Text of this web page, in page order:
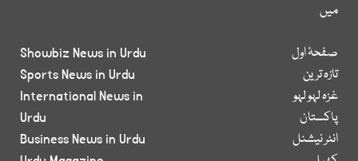
میں
صفحۂ اول
تازہ ترین
غزہ لہو لہو
پاکستان
انٹر نیشنل
Showbiz News in Urdu
Sports News in Urdu
International News in
Urdu
Business News in Urdu